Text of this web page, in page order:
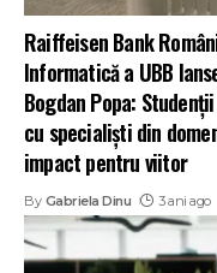
Raiffeisen Bank
Informatică a UBB
Bogdan Popa:
cu specialiști din
impact pentru viitor
By Gabriela Dinu 3 ani ago